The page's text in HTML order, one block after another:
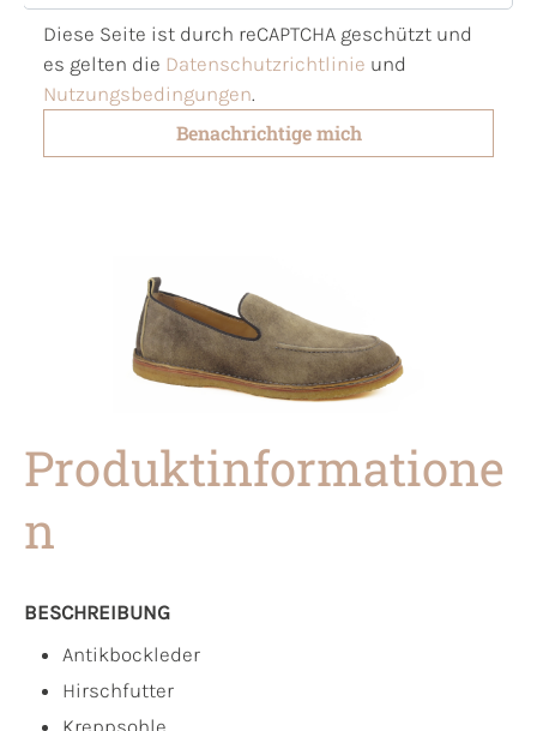
Diese Seite ist durch reCAPTCHA geschützt und
es gelten die Datenschutzrichtlinie und
Nutzungsbedingungen.
Benachrichtige mich
Produktinformatione
n
BESCHREIBUNG
Antikbockleder
Hirschfutter
Kreppsohle